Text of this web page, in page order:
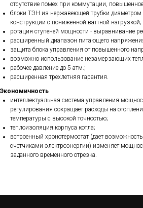
отсутствие помех при коммутации,
блоки ТЭН из нержавеющей трубки
конструкции с пониженной ваттной нагрузкой;
ротация ступеней мощности - выравнивание
расширенный диапазон питающего
защита блока управления от повышенного
возможно использование незамерзающих
рабочее давление до 5 атм.;
расширенная трехлетняя гарантия.
Экономичность
интеллектуальная система управления
регулирования сокращает расходы на
температуры с высокой точностью;
теплоизоляция корпуса котла;
встроенный хронотермостат (дает
счетчиками электроэнергии) изменяет
заданного временного отрезка.